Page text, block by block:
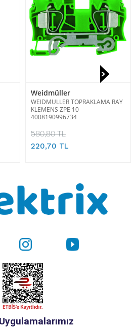
Weidmüller
WEIDMULLER TOPRAKLAMA RAY
KLEMENS ZPE 10
4008190996734
580,80 TL
220,70 TL